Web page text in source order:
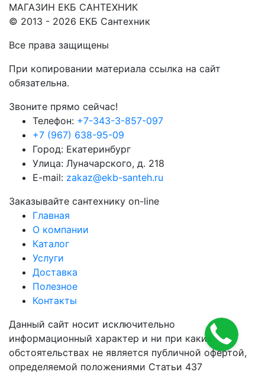
МАГАЗИН ЕКБ САНТЕХНИК
© 2013 - 2026 ЕКБ Сантехник
Все права защищены
При копировании материала ссылка на сайт
обязательна.
Звоните прямо сейчас!
Телефон: +7-343-3-857-097
+7 (967) 638-95-09
Город: Екатеринбург
Улица: Луначарского, д. 218
E-mail: zakaz@ekb-santeh.ru
Заказывайте сантехнику on-line
Главная
О компании
Каталог
Услуги
Доставка
Полезное
Контакты
Данный сайт носит исключительно
информационный характер и ни при каких
обстоятельствах не является публичной офертой,
определяемой положениями Статьи 437